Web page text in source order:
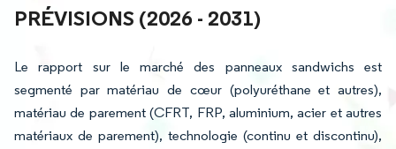
PRÉVISIONS (2026 - 2031)
Le rapport sur le marché des panneaux sandwichs est
segmenté par matériau de cœur (polyuréthane et autres),
matériau de parement (CFRT, FRP, aluminium, acier et autres
matériaux de parement), technologie (continu et discontinu),